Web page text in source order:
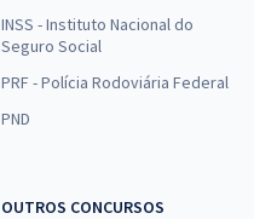
INSS - Instituto Nacional do
Seguro Social
PRF - Polícia Rodoviária Federal
PND
OUTROS CONCURSOS